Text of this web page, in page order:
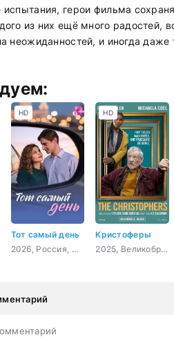
испытания, герои фильма
из них ещё много радостей,
неожиданностей, и иногда
Тот самый день
2026, Россия, мелодрама
HD
Кристоферы
2025, Великобритания, США, драма, комедия
HD